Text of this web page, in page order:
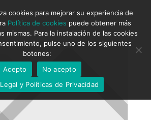
cookies para mejorar su experiencia de
Política de cookies puede obtener más
mismas. Para la instalación de las cookies
pulse uno de los siguientes
botones:
Acepto
No acepto
y Políticas de Privacidad